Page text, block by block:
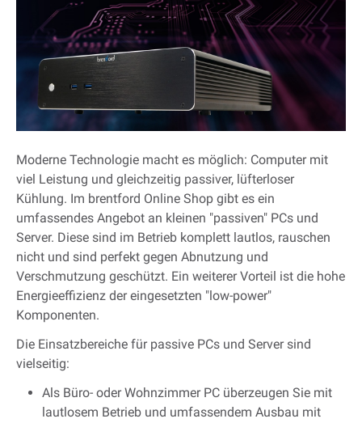
Moderne Technologie macht es möglich: Computer mit
viel Leistung und gleichzeitig passiver, lüfterloser
Kühlung. Im brentford Online Shop gibt es ein
umfassendes Angebot an kleinen "passiven" PCs und
Server. Diese sind im Betrieb komplett lautlos, rauschen
nicht und sind perfekt gegen Abnutzung und
Verschmutzung geschützt. Ein weiterer Vorteil ist die hohe
Energieeffizienz der eingesetzten "low-power"
Komponenten.
Die Einsatzbereiche für passive PCs und Server sind
vielseitig:
Als Büro- oder Wohnzimmer PC überzeugen Sie mit
lautlosem Betrieb und umfassendem Ausbau mit